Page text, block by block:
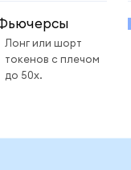
Лонг или шорт
токенов с плечом
до 50x.